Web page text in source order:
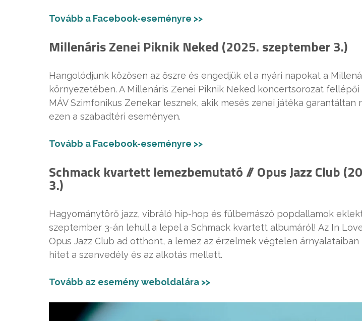
Tovább a Facebook-eseményre >>
Millenáris Zenei Piknik Neked (2025. szeptember 3.)
Hangolódjunk közösen az őszre és engedjük el a nyári napokat a
környezetében. A Millenáris Zenei Piknik Neked koncertsorozat
MÁV Szimfonikus Zenekar lesznek, akik mesés zenei játéka garantáltan
ezen a szabadtéri eseményen.
Tovább a Facebook-eseményre >>
Schmack kvartett lemezbemutató // Opus Jazz Club
3.)
Hagyománytörő jazz, vibráló hip-hop és fülbemászó popdallamok
szeptember 3-án lehull a lepel a Schmack kvartett albumáról! Az In
Opus Jazz Club ad otthont, a lemez az érzelmek végtelen
hitet a szenvedély és az alkotás mellett.
Tovább az esemény weboldalára >>